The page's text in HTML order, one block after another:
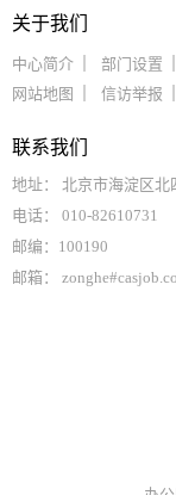
关于我们
中心简介 部门设置
网站地图
信访举报
联系我们
地址： 北京市海淀区北
电话： 010-82610731
邮编：100190
邮箱：